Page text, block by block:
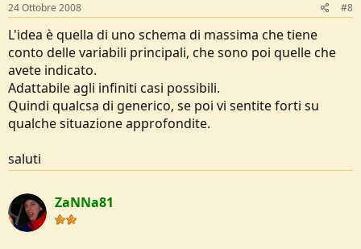
24 Ottobre 2008 #8
L'idea è quella di uno schema di massima che tiene
conto delle variabili principali, che sono poi quelle che
avete indicato.
Adattabile agli infiniti casi possibili.
Quindi qualcsa di generico, se poi vi sentite forti su
qualche situazione approfondite.
saluti
ZaNNa81